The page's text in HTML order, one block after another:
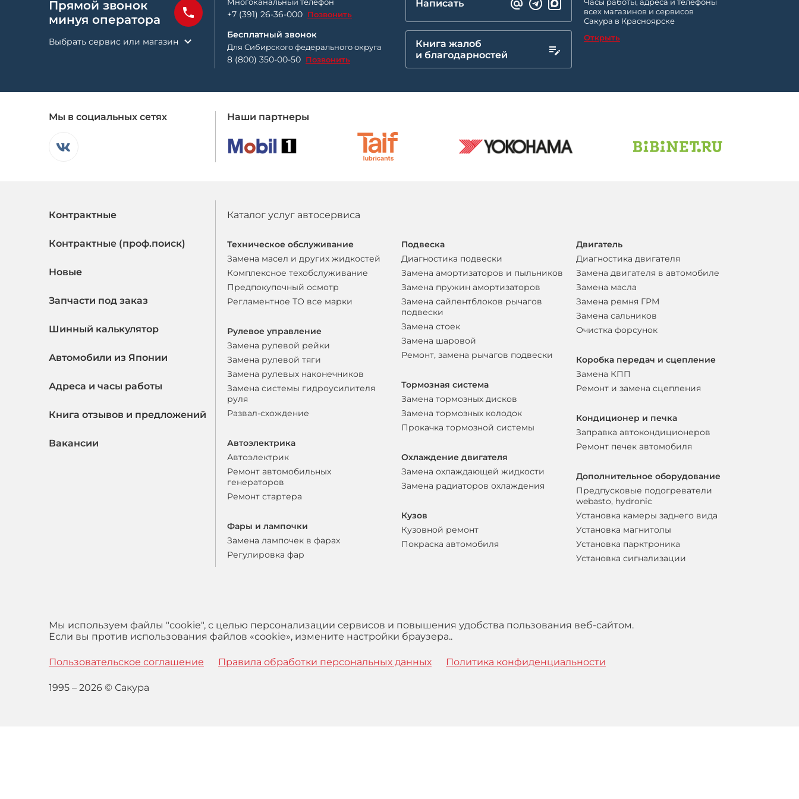
Прямой звонок
минуя оператора
Выбрать сервис или магазин
+7 (391) 26-36-000 Позвонить
Бесплатный звонок
Для Сибирского федерального округа
8 (800) 350-00-50 Позвонить
Написать
Книга жалоб
и благодарностей
всех магазинов и сервисов
Сакура в Красноярске
Открыть
Мы в социальных сетях Наши партнеры
Контрактные
Контрактные (проф.поиск)
Новые
Запчасти под заказ
Шинный калькулятор
Автомобили из Японии
Адреса и часы работы
Книга отзывов и предложений
Вакансии
Каталог услуг автосервиса
Техническое обслуживание
Замена масел и других жидкостей
Комплексное техобслуживание
Предпокупочный осмотр
Регламентное ТО все марки
Рулевое управление
Замена рулевой рейки
Замена рулевой тяги
Замена рулевых наконечников
Замена системы гидроусилителя
руля
Развал-схождение
Автоэлектрика
Автоэлектрик
Ремонт автомобильных
генераторов
Ремонт стартера
Фары и лампочки
Замена лампочек в фарах
Регулировка фар
Подвеска
Диагностика подвески
Замена амортизаторов и пыльников
Замена пружин амортизаторов
Замена сайлентблоков рычагов
подвески
Замена стоек
Замена шаровой
Ремонт, замена рычагов подвески
Тормозная система
Замена тормозных дисков
Замена тормозных колодок
Прокачка тормозной системы
Охлаждение двигателя
Замена охлаждающей жидкости
Замена радиаторов охлаждения
Кузов
Кузовной ремонт
Покраска автомобиля
Двигатель
Диагностика двигателя
Замена двигателя в автомобиле
Замена масла
Замена ремня ГРМ
Замена сальников
Очистка форсунок
Коробка передач и сцепление
Замена КПП
Ремонт и замена сцепления
Кондиционер и печка
Заправка автокондиционеров
Ремонт печек автомобиля
Дополнительное оборудование
Предпусковые подогреватели
webasto, hydronic
Установка камеры заднего вида
Установка магнитолы
Установка парктроника
Установка сигнализации
Мы используем файлы "cookie", с целью персонализации сервисов и повышения удобства пользования веб-сайтом.
Если вы против использования файлов «cookie», измените настройки браузера..
Пользовательское соглашение Правила обработки персональных данных Политика конфиденциальности
1995 – 2026 © Сакура